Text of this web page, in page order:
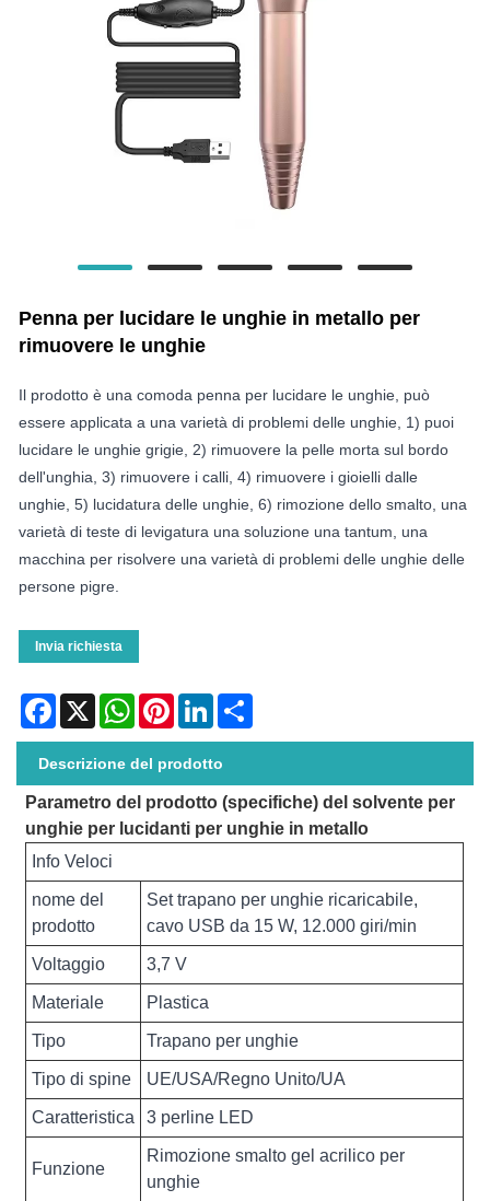
Penna per lucidare le unghie in metallo per
rimuovere le unghie
Il prodotto è una comoda penna per lucidare le unghie, può
essere applicata a una varietà di problemi delle unghie, 1) puoi
lucidare le unghie grigie, 2) rimuovere la pelle morta sul bordo
dell'unghia, 3) rimuovere i calli, 4) rimuovere i gioielli dalle
unghie, 5) lucidatura delle unghie, 6) rimozione dello smalto, una
varietà di teste di levigatura una soluzione una tantum, una
macchina per risolvere una varietà di problemi delle unghie delle
persone pigre.
Invia richiesta
Facebook
X WhatsAppPinterestLinkedIn
Descrizione del prodotto
Parametro del prodotto (specifiche) del solvente per
unghie per lucidanti per unghie in metallo
Info Veloci
nome del
prodotto
Set trapano per unghie ricaricabile,
cavo USB da 15 W, 12.000 giri/min
Voltaggio 3,7 V
Materiale Plastica
Tipo Trapano per unghie
Tipo di spine UE/USA/Regno Unito/UA
Caratteristica 3 perline LED
Funzione
Rimozione smalto gel acrilico per
unghie